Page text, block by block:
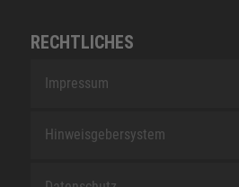
RECHTLICHES
Impressum
Hinweisgebersystem